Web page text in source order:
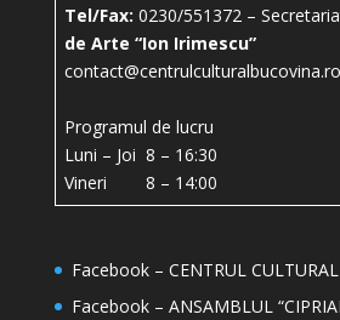
Tel/Fax: 0230/551372 –
de Arte “Ion Irimescu”
contact@centrulculturalbucovina.ro
Programul de lucru
Luni – Joi 8 – 16:30
Vineri 8 – 14:00
Facebook – CENTRUL
Facebook – ANSAMBLUL